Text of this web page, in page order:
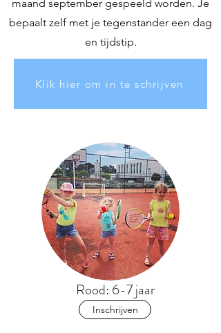
maand september gespeeld worden. Je
bepaalt zelf met je tegenstander een dag
en tijdstip.
Klik hier om in te schrijven
Rood: 6-7 jaar
Inschrijven